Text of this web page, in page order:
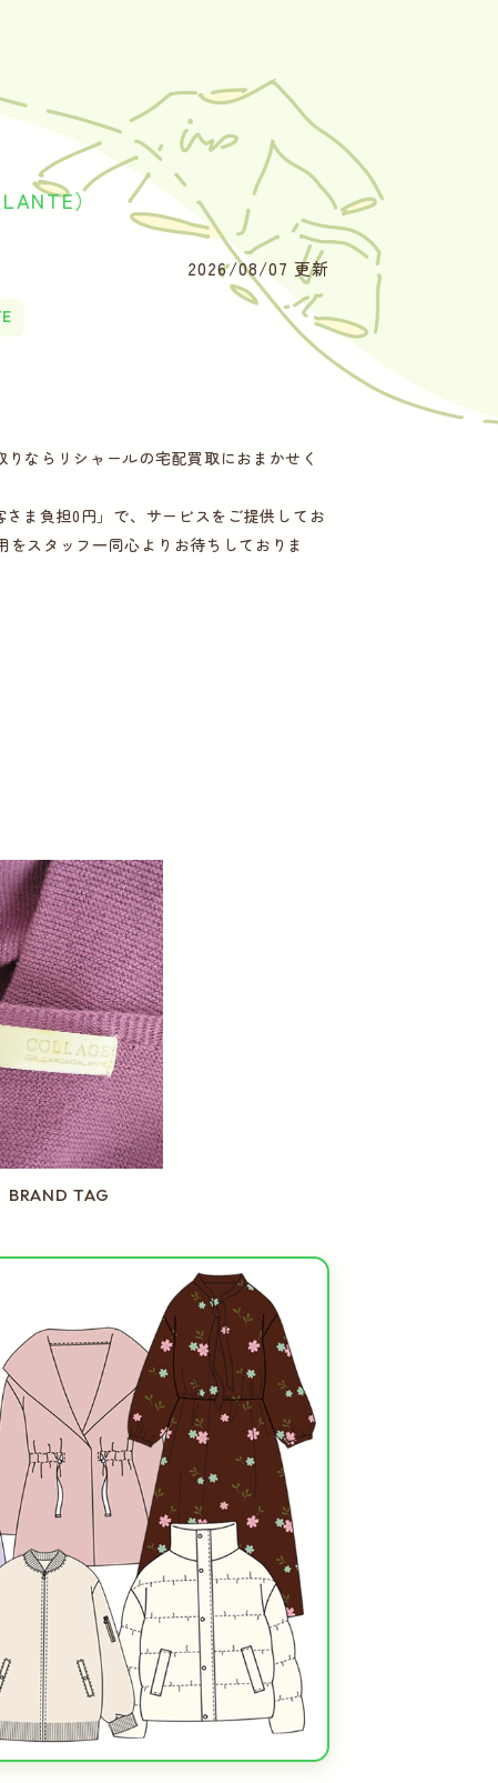
）
2026/08/07 更新
ならリシャールの宅配買取におまかせく
ま負担0円」で、サービスをご提供してお
をスタッフ一同心よりお待ちしておりま
BRAND TAG